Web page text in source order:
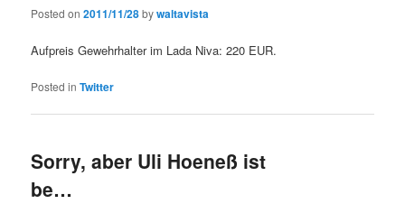
Posted on2011/11/28bywaltavista
Aufpreis Gewehrhalter im Lada Niva: 220 EUR.
Posted in Twitter
Sorry, aber Uli Hoeneß ist
be…